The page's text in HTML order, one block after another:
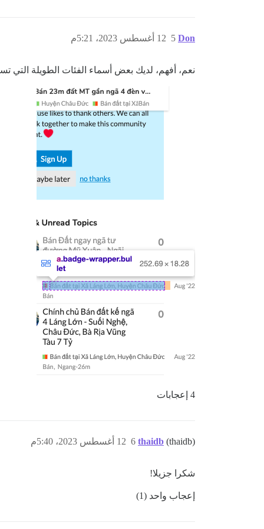
Don 12 أغسطس 2023، 5:21م 5
نعم، أفهم، لديك بعض أسماء الفئات الطويلة
4 إعجابات
thaidb (thaidb) 12 أغسطس 2023، 5:40م 6
شكرا جزيلا!
إعجاب واحد (1)